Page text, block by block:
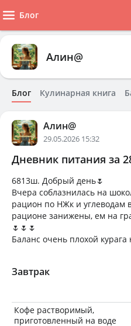
Блог
Алин@
Блог Кулинарная книга
Алин@
29.05.2026 15:32
Дневник питания за
6813ш. Добрый день🌷
Вчера соблазнилась на
рацион по НЖк и углеводам
рационе занижены, ем на
🌷🌷🌷
Баланс очень плохой
Завтрак
Кофе растворимый,
приготовленный на воде